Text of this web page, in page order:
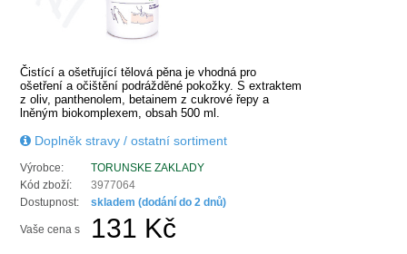
Čistící a ošetřující tělová pěna je vhodná pro
ošetření a očištění podrážděné pokožky. S extraktem
z oliv, panthenolem, betainem z cukrové řepy a
lněným biokomplexem, obsah 500 ml.
Doplněk stravy / ostatní sortiment
Výrobce:
TORUNSKE ZAKLADY
Kód zboží:
3977064
Dostupnost:
skladem (dodání do 2 dnů)
Vaše cena s 131 Kč